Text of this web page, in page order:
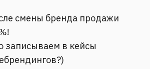
смены бренда продажи
записываем в кейсы